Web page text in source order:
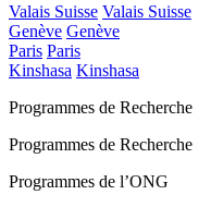
Valais Suisse Valais Suisse
Genève Genève
Paris Paris
Kinshasa Kinshasa
Programmes de Recherche
Programmes de Recherche
Programmes de l’ONG